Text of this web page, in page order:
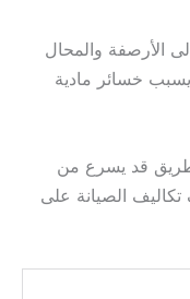
الأرصفة والمحال
يسبب خسائر مادية
قد يسرع من
الصيانة على